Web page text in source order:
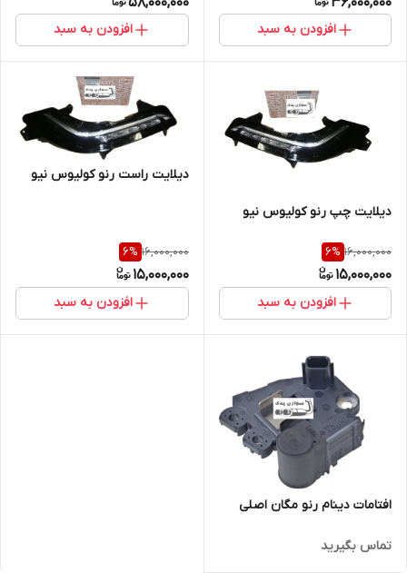
افزودن به سبد افزودن به سبد
دیلایت چپ رنو کولیوس نیو
16,000,000
6%
15,000,000
افزودن به سبد
دیلایت راست رنو کولیوس نیو
16,000,000
6%
15,000,000
افزودن به سبد
افتامات دینام رنو مگان اصلی
تماس بگیرید